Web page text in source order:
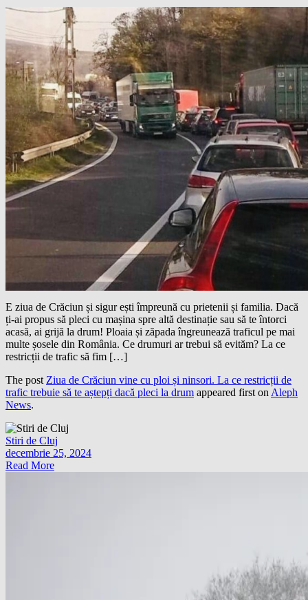
E ziua de Crăciun și sigur ești împreună cu prietenii și familia. Dacă
ți-ai propus să pleci cu mașina spre altă destinație sau să te întorci
acasă, ai grijă la drum! Ploaia și zăpada îngreunează traficul pe mai
multe șosele din România. Ce drumuri ar trebui să evităm? La ce
restricții de trafic să fim […]
The post Ziua de Crăciun vine cu ploi și ninsori. La ce restricții de
trafic trebuie să te aștepți dacă pleci la drum appeared first on Aleph
News.
Stiri de Cluj
decembrie 25, 2024
Read More